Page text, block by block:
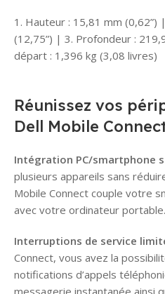
1. Hauteur : 15,81 mm (0,62”)
(12,75”) | 3. Profondeur :
départ : 1,396 kg (3,08 livres)
Réunissez vos
Dell Mobile
Intégration PC/smartphone
plusieurs appareils sans
Mobile Connect couple votre
avec votre ordinateur portable.
Interruptions de service
Connect, vous avez la
notifications d’appels